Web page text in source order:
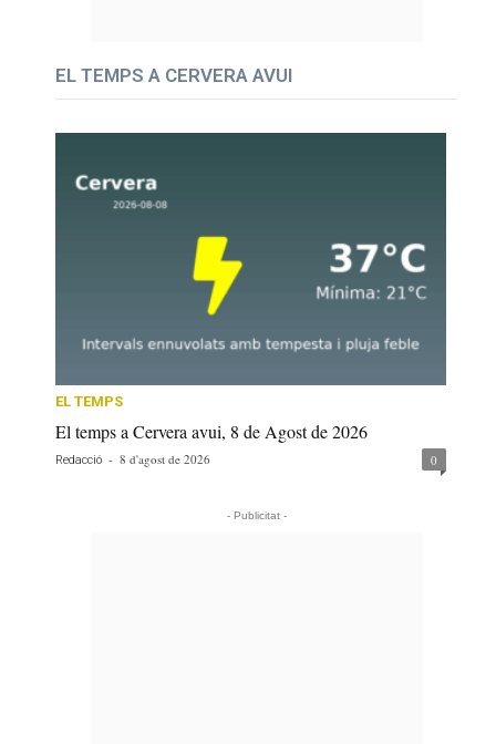
EL TEMPS A CERVERA AVUI
EL TEMPS
El temps a Cervera avui, 8 de Agost de 2026
Redacció - 8 d'agost de 2026 0
- Publicitat -